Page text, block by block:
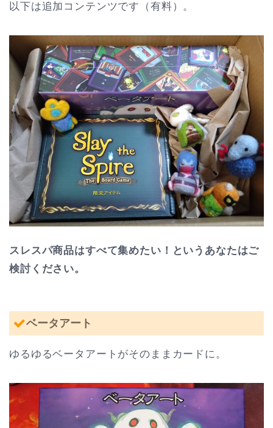
以下は追加コンテンツです（有料）。
スレスパ商品はすべて集めたい！というあなたはご
検討ください。
ベータアート
ゆるゆるベータアートがそのままカードに。